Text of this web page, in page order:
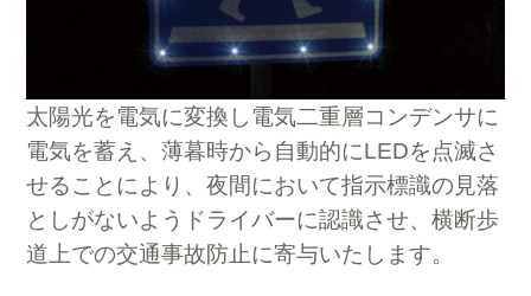
太陽光を電気に変換し電気二重層コンデンサに
電気を蓄え、薄暮時から自動的にLEDを点滅さ
せることにより、夜間において指示標識の見落
としがないようドライバーに認識させ、横断歩
道上での交通事故防止に寄与いたします。